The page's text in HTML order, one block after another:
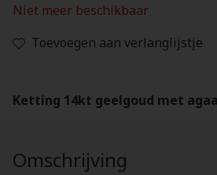
Niet meer beschikbaar
Toevoegen aan verlanglijstje
Ketting 14kt geelgoud met
Omschrijving